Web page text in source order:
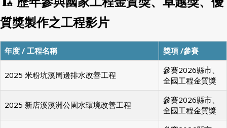
🏗 歷年參與國家工程金質獎、卓越獎、優
質獎製作之工程影片
年度 / 工程名稱 獎項 /參賽
參賽2026縣市、
全國工程金質獎
參賽2026縣市、
全國工程金質獎